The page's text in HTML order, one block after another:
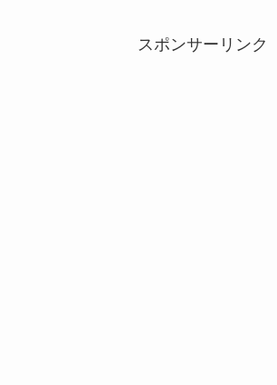
スポンサーリンク